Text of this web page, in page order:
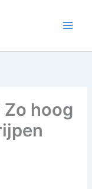
hoog